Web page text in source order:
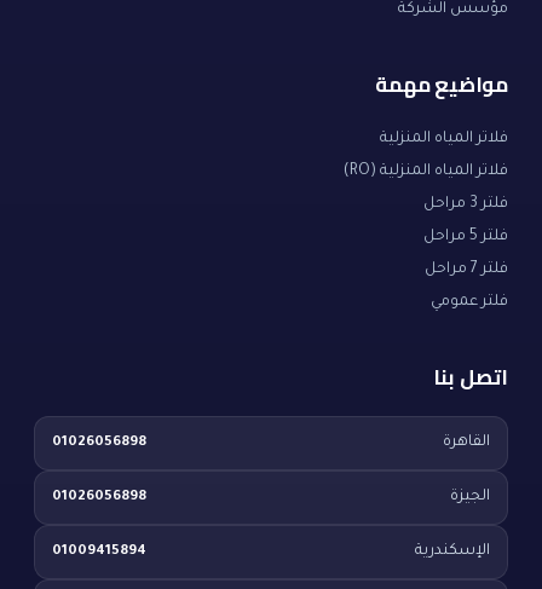
مؤسس الشركة
مواضيع مهمة
فلاتر المياه المنزلية
فلاتر المياه المنزلية (RO)
فلتر 3 مراحل
فلتر 5 مراحل
فلتر 7 مراحل
فلتر عمومي
اتصل بنا
القاهرة 01026056898
الجيزة 01026056898
الإسكندرية 01009415894